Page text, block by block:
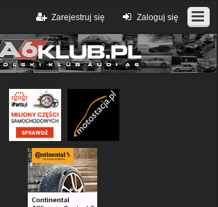
Zaloguj się
Zarejestruj się